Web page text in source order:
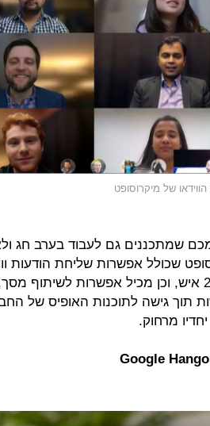
של מיקרוסופט
שמתכננים גם לעבוד בערב חג
שכולל אפשרות שליחת הודעות
עד 250 איש, וכן מכיל אפשרות לשיתוף
תוך גישה לתוכנות האופיס של
מרחוק.